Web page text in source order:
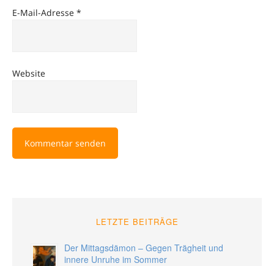
E-Mail-Adresse *
Website
LETZTE BEITRÄGE
Der Mittagsdämon – Gegen Trägheit und
innere Unruhe im Sommer